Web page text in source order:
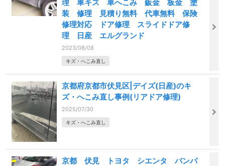
理 車キズ 車へこみ 鈑金 板金 塗
装 修理 見積り無料 代車無料 保険
修理対応 ドア修理 スライドドア修
理 日産 エルグランド
2023/08/08
キズ・へこみ直し
京都府京都市伏見区|デイズ(日産)のキ
ズ・へこみ直し事例(リアドア修理)
2025/07/30
キズ・へこみ直し
京都 伏見 トヨタ シエンタ バンパ